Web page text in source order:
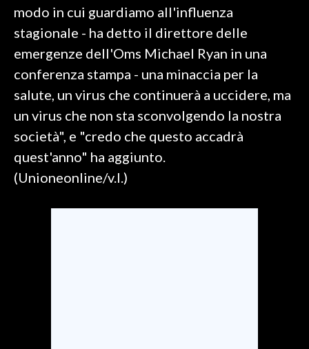
GOSSIP
SALUTE
SARDI NEL MONDO
NOTIZIE
EVENTI
modo in cui guardiamo all'influenza
stagionale - ha detto il direttore delle
emergenze dell'Oms Michael Ryan in una
conferenza stampa - una minaccia per la
salute, un virus che continuerà a uccidere, ma
un virus che non sta sconvolgendo la nostra
società", e "credo che questo accadrà
quest'anno" ha aggiunto.
(Unioneonline/v.l.)